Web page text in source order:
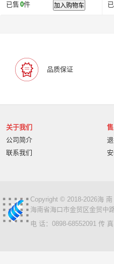
顶尖/OVERTOP
海天地/Soopen
航天柏
已售 0件 加入购物车
品质保证
关于我们
公司简介
联系我们
Copyright © 2018-2026海
海南省海口市金贸区金贸中
电 话：0898-68552091 传